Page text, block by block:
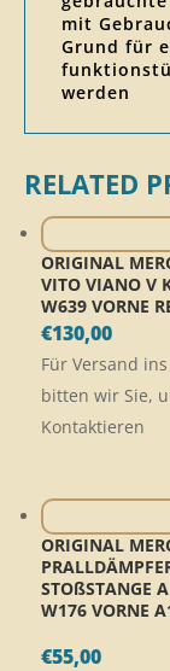
mit
Grund für
werden
RELATED
ORIGINAL
VITO VIANO V
W639 VORNE
€130,00
Für Versand
bitten wir Sie,
Kontaktieren
ORIGINAL
STOßSTANGE
W176 VORNE
€55,00